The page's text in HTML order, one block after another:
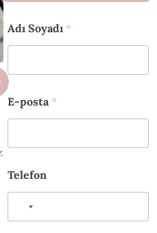
Adı Soyadı *
A
d
e
S
p
a
r
ş
E-posta *
Telefon